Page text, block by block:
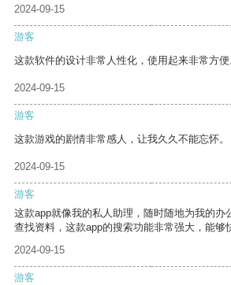
2024-09-15
游客
这款软件的设计非常人性化，使用起来非常方便
2024-09-15
游客
这款游戏的剧情非常感人，让我久久不能忘怀。
2024-09-15
游客
这款app就像我的私人助理，随时随地为我的办
查找资料，这款app的搜索功能非常强大，能够
2024-09-15
游客